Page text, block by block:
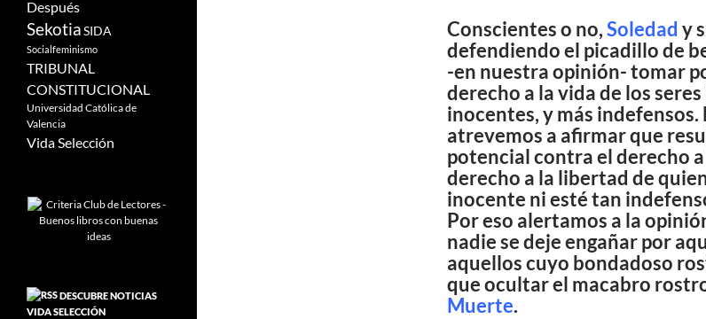
Conscientes o no,Soledad y
defendiendo el picadillo de
-en nuestra opinión- tomar
derecho a la vida de los
inocentes, y más indefensos.
atrevemos a afirmar que
potencial contra el derecho
derecho a la libertad de
inocente ni esté tan
Por eso alertamos a la
nadie se deje engañar por
aquellos cuyo bondadoso
que ocultar el macabro
Muerte.
Después
SekotiaSIDA
Socialfeminismo
TRIBUNAL
CONSTITUCIONAL
Universidad Católica de
Valencia
Vida Selección
DESCUBRE NOTICIAS
VIDA SELECCIÓN